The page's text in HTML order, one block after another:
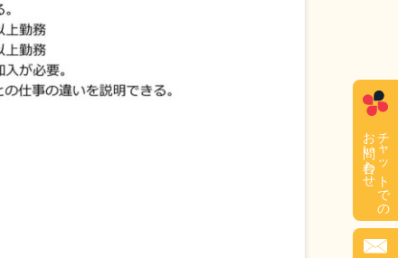
チャットでの
お問い合わせ